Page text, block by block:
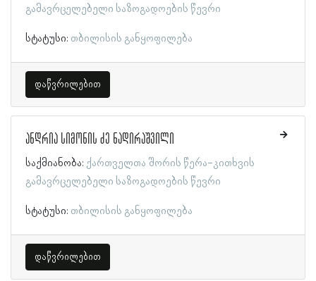
გამავრცელებელი საზოგადოების წევრი
სტატუსი: თბილისის განყოფილება
დაწვრილებით
ანდრია სიმონის ძე ნადირაშვილი
საქმიანობა: ქართველთა შორის წერა-კითხვის
გამავრცელებელი საზოგადოების წევრი
სტატუსი: თბილისის განყოფილება
დაწვრილებით